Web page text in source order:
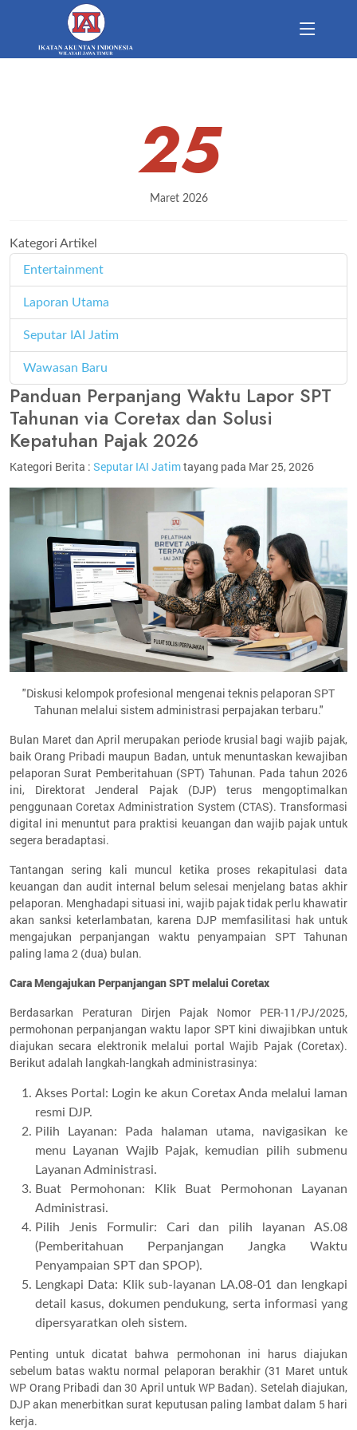
25
Maret 2026
Kategori Artikel
Entertainment
Laporan Utama
Seputar IAI Jatim
Wawasan Baru
Panduan Perpanjang Waktu Lapor SPT
Tahunan via Coretax dan Solusi
Kepatuhan Pajak 2026
Kategori Berita : Seputar IAI Jatimtayang pada Mar 25, 2026
"Diskusi kelompok profesional mengenai teknis pelaporan SPT
Tahunan melalui sistem administrasi perpajakan terbaru."
Bulan Maret dan April merupakan periode krusial bagi wajib pajak,
baik Orang Pribadi maupun Badan, untuk menuntaskan kewajiban
pelaporan Surat Pemberitahuan (SPT) Tahunan. Pada tahun 2026
ini, Direktorat Jenderal Pajak (DJP) terus mengoptimalkan
penggunaan Coretax Administration System (CTAS). Transformasi
digital ini menuntut para praktisi keuangan dan wajib pajak untuk
segera beradaptasi.
Tantangan sering kali muncul ketika proses rekapitulasi data
keuangan dan audit internal belum selesai menjelang batas akhir
pelaporan. Menghadapi situasi ini, wajib pajak tidak perlu khawatir
akan sanksi keterlambatan, karena DJP memfasilitasi hak untuk
mengajukan perpanjangan waktu penyampaian SPT Tahunan
paling lama 2 (dua) bulan.
Cara Mengajukan Perpanjangan SPT melalui Coretax
Berdasarkan Peraturan Dirjen Pajak Nomor PER-11/PJ/2025,
permohonan perpanjangan waktu lapor SPT kini diwajibkan untuk
diajukan secara elektronik melalui portal Wajib Pajak (Coretax).
Berikut adalah langkah-langkah administrasinya:
Akses Portal: Login ke akun Coretax Anda melalui laman
resmi DJP.
Pilih Layanan: Pada halaman utama, navigasikan ke
menu Layanan Wajib Pajak, kemudian pilih submenu
Layanan Administrasi.
Buat Permohonan: Klik Buat Permohonan Layanan
Administrasi.
Pilih Jenis Formulir: Cari dan pilih layanan AS.08
(Pemberitahuan Perpanjangan Jangka Waktu
Penyampaian SPT dan SPOP).
Lengkapi Data: Klik sub-layanan LA.08-01 dan lengkapi
detail kasus, dokumen pendukung, serta informasi yang
dipersyaratkan oleh sistem.
Penting untuk dicatat bahwa permohonan ini harus diajukan
sebelum batas waktu normal pelaporan berakhir (31 Maret untuk
WP Orang Pribadi dan 30 April untuk WP Badan). Setelah diajukan,
DJP akan menerbitkan surat keputusan paling lambat dalam 5 hari
kerja.